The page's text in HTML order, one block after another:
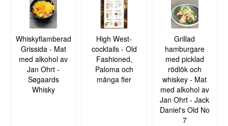
Whiskyflamberad
Grissida - Mat
med alkohol av
Jan Ohrt -
Søgaards
Whisky
High West-
cocktails - Old
Fashioned,
Paloma och
många fler
Grillad
hamburgare
med picklad
rödlök och
whiskey - Mat
med alkohol av
Jan Ohrt - Jack
Daniel's Old No
7